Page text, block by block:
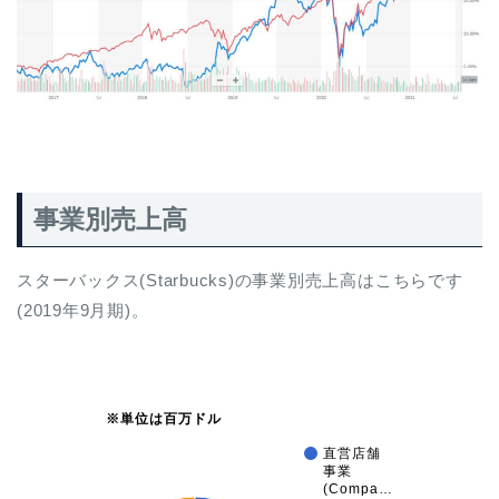
事業別売上高
スターバックス(Starbucks)の事業別売上高はこちらです
(2019年9月期)。
※単位は百万ドル
直営店舗
事業
(Compa…